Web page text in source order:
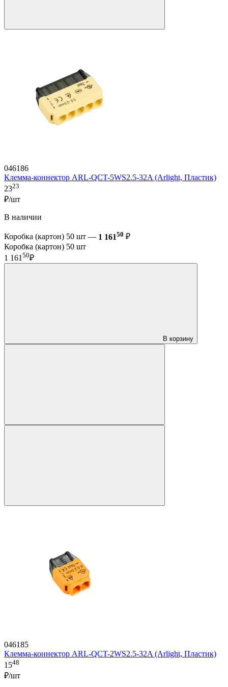
046186
Клемма-коннектор ARL-QCT-5WS2.5-32A (Arlight, Пластик)
2323
₽/шт
В наличии
Коробка (картон) 50 шт — 1 16150 ₽
Коробка (картон) 50 шт
1 161 50₽
В корзину
046185
Клемма-коннектор ARL-QCT-2WS2.5-32A (Arlight, Пластик)
1548
₽/шт